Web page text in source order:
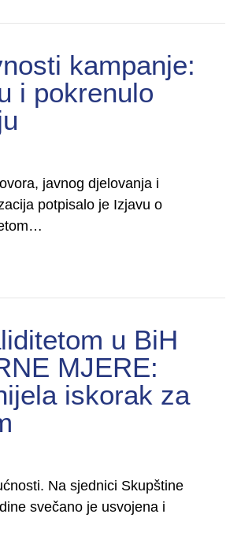
kampanje:
i pokrenulo
javnog djelovanja i
potpisalo je Izjavu o
do moći” – završne aktivnosti
u BiH
MJERE:
iskorak za
Na sjednici Skupštine
svečano je usvojena i